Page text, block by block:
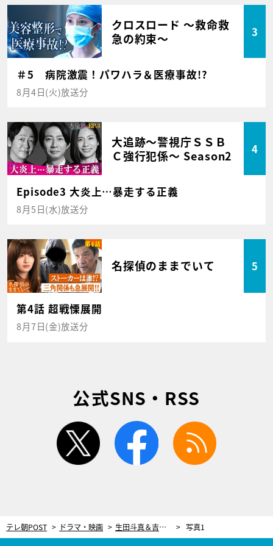
クロスロード ～救命救
急の約束～
3
＃5 病院激震！パワハラ＆医療事故!?
8月4日(火)放送分
大追跡～警視庁ＳＳＢ
Ｃ強行犯係～ Season2
4
Episode3 大炎上…暴走する正義
8月5日(水)放送分
名探偵のままでいて 5
第4話 超戦慄展開
8月7日(金)放送分
公式SNS・RSS
twitter facebook
テレ朝POST ドラマ・映画 生田斗真＆吉瀬美智子“夫婦”に平穏は訪れるのか？『書けないッ!? 』ついに最終回！ 写真1